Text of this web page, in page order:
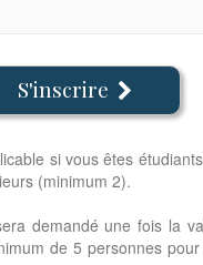
S'inscrire 
si vous êtes
(minimum 2).
demandé une fois la
de 5 personnes